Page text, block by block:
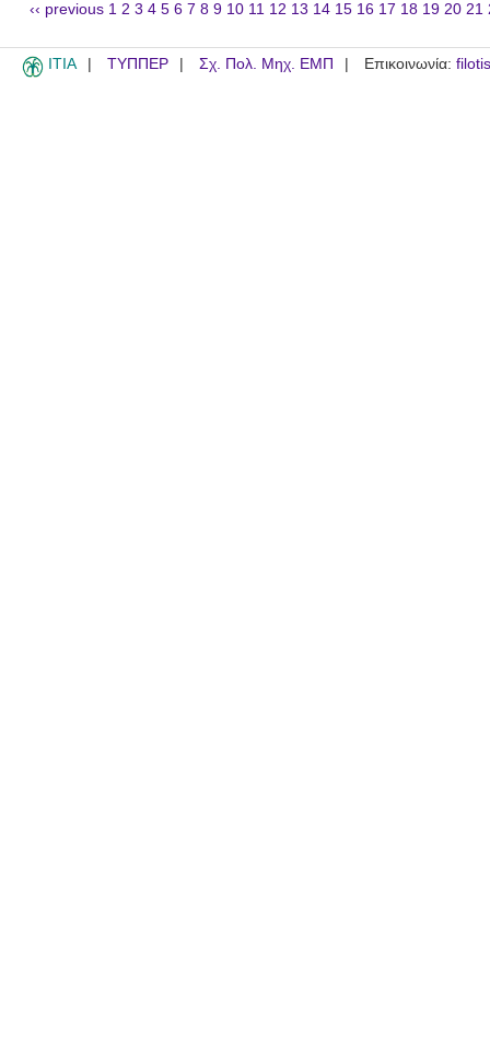
‹‹ previous 1 2 3 4 5 6 7 8 9 10 11 12 13 14 15 16 17 18 19 20 21
ITIA ΤΥΠΠΕΡ Σχ. Πολ. Μηχ. ΕΜΠ Επικοινωνία: